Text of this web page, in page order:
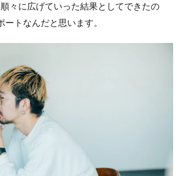
々に広げていった結果としてできたの
トなんだと思います。